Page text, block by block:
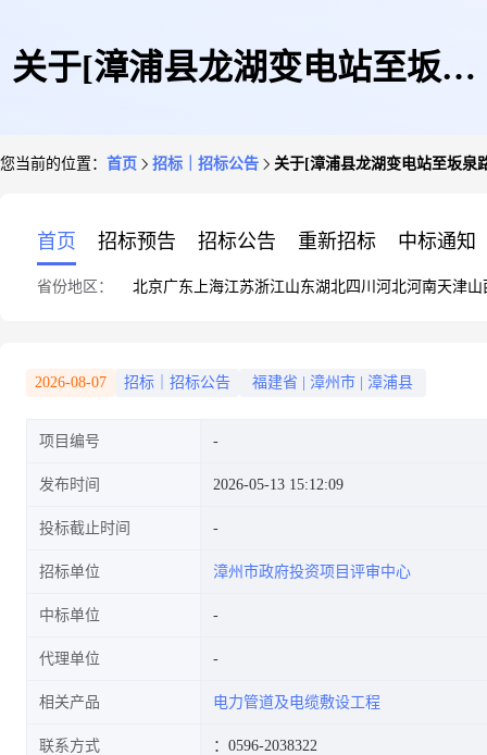
关于[漳浦县龙湖变电站至坂泉
您当前的位置： 首页 招标｜招标公告 关于[漳浦县龙湖变电站至坂泉
首页 招标预告 招标公告 重新招标 中标通知
省份地区： 北京广东 上海江苏浙江山东湖北四川 河北河南天津山
2026-08-07 招标｜招标公告 福建省 漳州市 漳浦县
项目编号
发布时间 2026-05-13 15:12:09
投标截止时间
招标单位 漳州市政府投资项目评审中心
中标单位
代理单位
相关产品 电力管道及电缆敷设工程
联系方式 ：0596-2038322